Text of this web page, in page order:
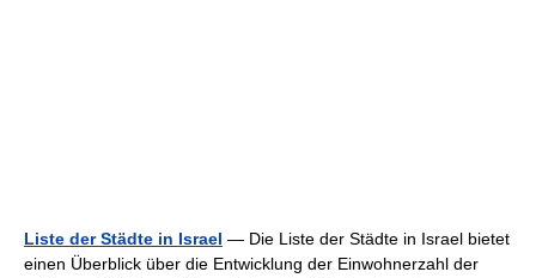
Liste der Städte in Israel — Die Liste der Städte in Israel bietet
einen Überblick über die Entwicklung der Einwohnerzahl der